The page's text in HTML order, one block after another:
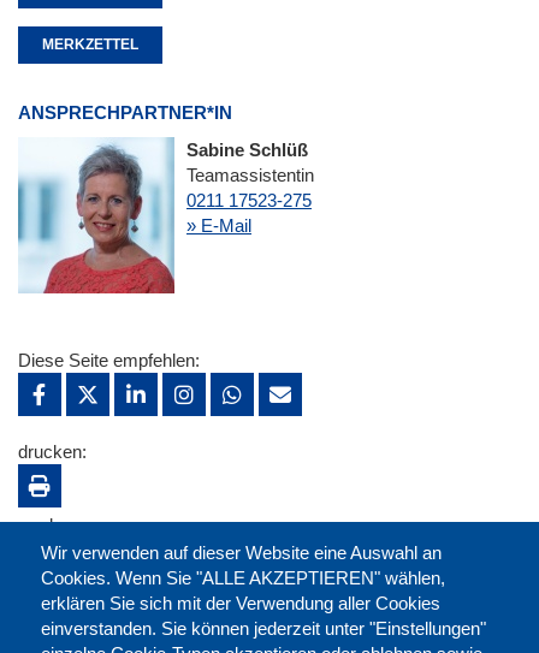
MERKZETTEL
ANSPRECHPARTNER*IN
Sabine Schlüß
Teamassistentin
0211 17523-275
» E-Mail
Wir verwenden auf dieser Website eine Auswahl an
Cookies. Wenn Sie "ALLE AKZEPTIEREN" wählen,
erklären Sie sich mit der Verwendung aller Cookies
einverstanden. Sie können jederzeit unter "Einstellungen"
Diese Seite empfehlen:
drucken:
merken: